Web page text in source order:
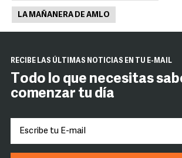
LA MAÑANERA DE AMLO
RECIBE LAS ÚLTIMAS NOTICIAS EN TU E-MAIL
Todo lo que necesitas
comenzar tu día